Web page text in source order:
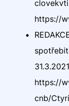
https://
https://
cnb/